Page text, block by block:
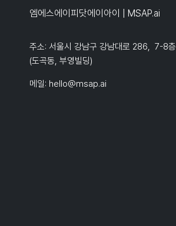
엠에스에이피닷에이아이 | MSAP.ai
주소: 서울시 강남구 강남대로 286, 7-8층
(도곡동, 부영빌딩)
메일: hello@msap.ai